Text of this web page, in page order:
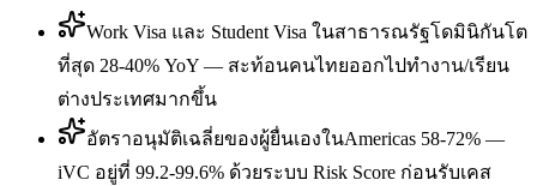
Work Visa และ Student Visa ในสาธารณรัฐโดมินิกันโต
ที่สุด 28-40% YoY — สะท้อนคนไทยออกไปทำงาน/เรียน
ต่างประเทศมากขึ้น
อัตราอนุมัติเฉลี่ยของผู้ยื่นเองในAmericas 58-72% —
iVC อยู่ที่ 99.2-99.6% ด้วยระบบ Risk Score ก่อนรับเคส